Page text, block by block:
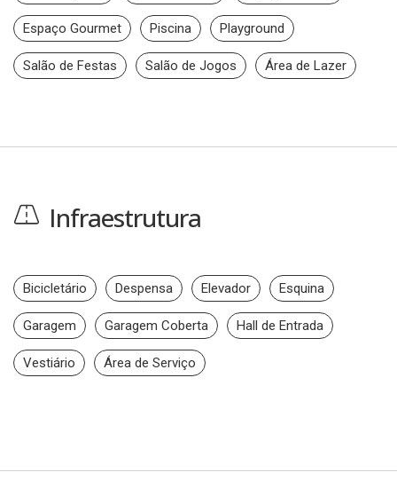
Espaço Gourmet Piscina Playground
Salão de Festas Salão de Jogos Área de Lazer
Infraestrutura
Bicicletário Despensa Elevador Esquina
Garagem Garagem Coberta Hall de Entrada
Vestiário Área de Serviço